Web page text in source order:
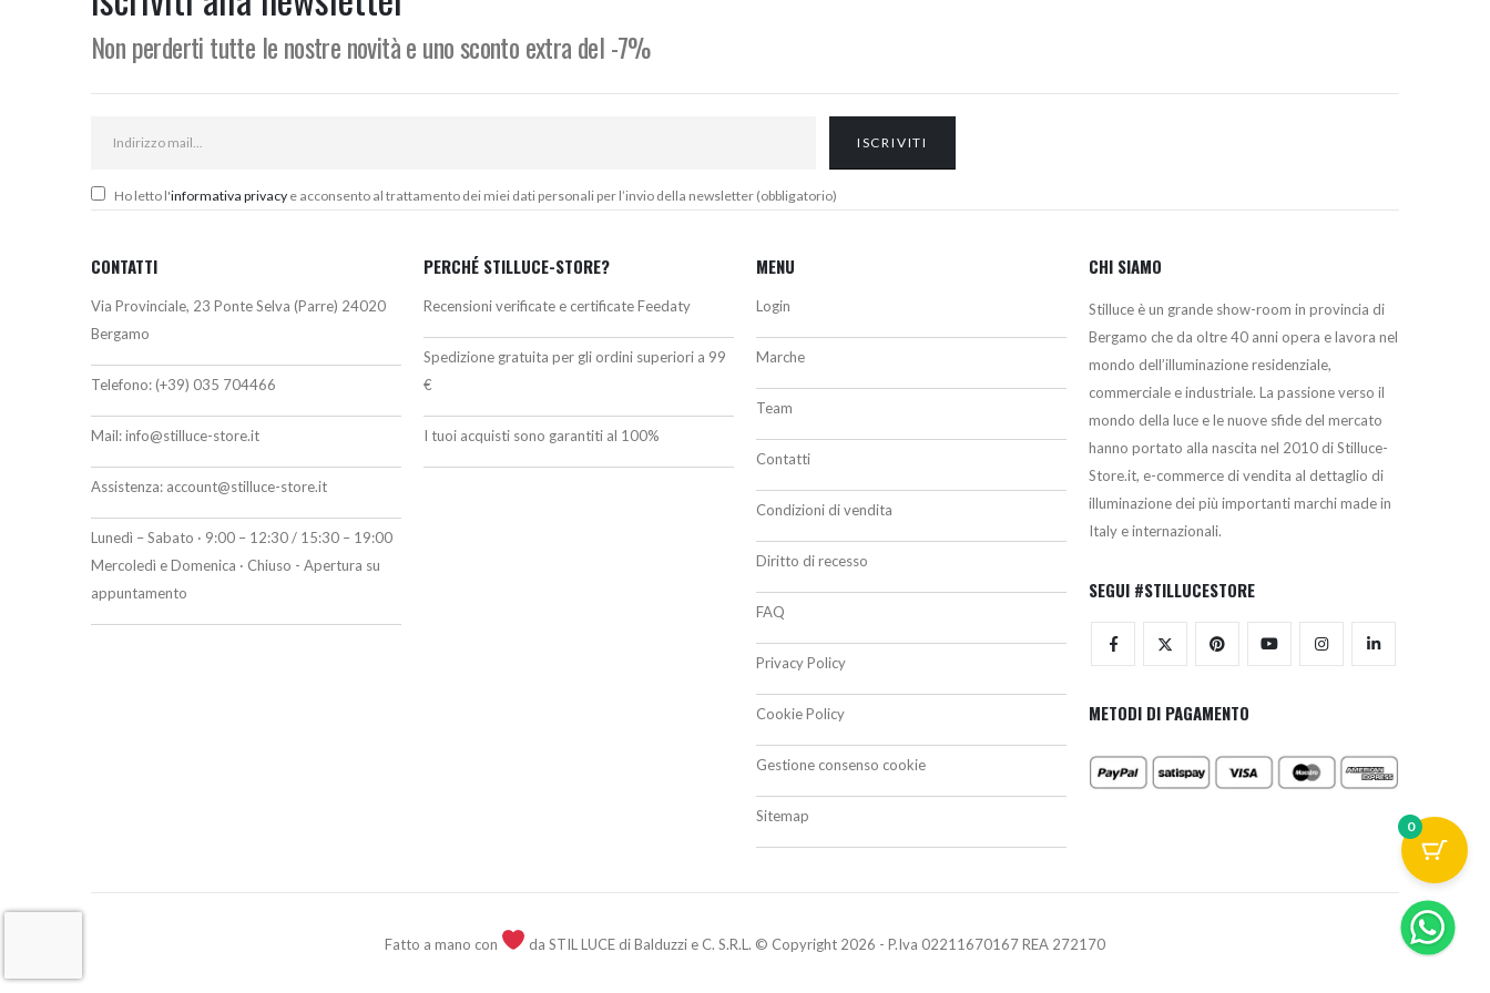
Non perderti tutte le nostre novità e uno sconto extra del -7%
Ho letto l'informativa privacy e acconsento al trattamento dei miei dati personali per l’invio della newsletter (obbligatorio)
CONTATTI
Via Provinciale, 23 Ponte Selva (Parre) 24020
Bergamo
Telefono: (+39) 035 704466
Mail:info@stilluce-store.it
Assistenza: account@stilluce-store.it
Lunedì – Sabato · 9:00 – 12:30 / 15:30 – 19:00
Mercoledì e Domenica · Chiuso - Apertura su
appuntamento
PERCHÉ STILLUCE-STORE?
Recensioni verificate e certificate Feedaty
Spedizione gratuita per gli ordini superiori a 99
€
I tuoi acquisti sono garantiti al 100%
MENU
Login
Marche
Team
Contatti
Condizioni di vendita
Diritto di recesso
FAQ
Privacy Policy
Cookie Policy
Gestione consenso cookie
Sitemap
CHI SIAMO
Stilluce è un grande show-room in provincia di
Bergamo che da oltre 40 anni opera e lavora nel
mondo dell’illuminazione residenziale,
commerciale e industriale. La passione verso il
mondo della luce e le nuove sfide del mercato
hanno portato alla nascita nel 2010 di Stilluce-
Store.it, e-commerce di vendita al dettaglio di
illuminazione dei più importanti marchi made in
Italy e internazionali.
SEGUI #STILLUCESTORE
METODI DI PAGAMENTO
Fatto a mano con da STIL LUCE di Balduzzi e C. S.R.L. © Copyright 2026 - P.Iva 02211670167 REA 272170
0